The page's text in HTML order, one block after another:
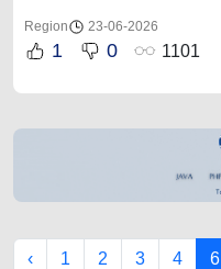
Region 23-06-2026
1 0 1101
‹ 1 2 3 4 6